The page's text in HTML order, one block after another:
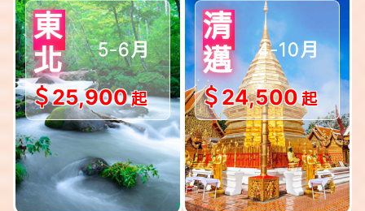
東
北
＄25,900
5-6月
$出發!!
清
邁
＄24,500
4-10月
$出發!!